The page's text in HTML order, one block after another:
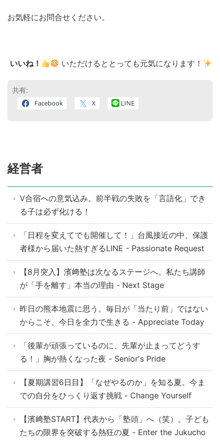
お気軽にお問合せください。
いいね！ いただけるととっても元気になります！
共有:
Facebook X LINE
経営者
V合宿への意気込み。前半戦の失敗を「言語化」でき
る子は必ず化ける！
「日程を変えてでも開催して！」台風接近の中、保護
者様から届いた熱すぎるLINE - Passionate Request
【8月突入】濱﨑塾は次なるステージへ。私たち講師
が「手を離す」本当の理由 - Next Stage
昨日の熊本地震に思う。毎日が「当たり前」ではない
からこそ、今日を全力で生きる - Appreciate Today
「後輩が頑張っているのに、先輩が止まってどうす
る！」胸が熱くなった夜 - Senior's Pride
【夏期講習6日目】「なぜやるのか」を知る夏。今ま
での自分をひっくり返す挑戦 - Change Yourself
【濱﨑塾START】代表から「塾頭」へ（笑）。子ども
たちの限界を突破する熱狂の夏 - Enter the Jukucho